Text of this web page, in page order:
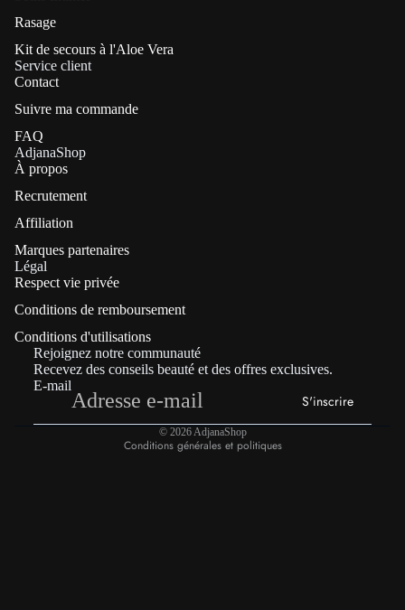
Rasage
Kit de secours à l'Aloe Vera
Service client
Contact
Suivre ma commande
FAQ
AdjanaShop
À propos
Recrutement
Affiliation
Marques partenaires
Légal
Respect vie privée
Conditions de remboursement
Conditions d'utilisations
Rejoignez notre communauté
Recevez des conseils beauté et des offres exclusives.
E-mail
S'inscrire
© 2026AdjanaShop
Conditions générales et politiques
Coordonnées
Politique de remboursement
Conditions générales de vente
Mentions légales
Conditions d’utilisation